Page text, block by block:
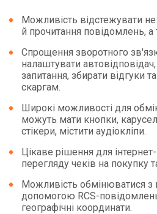
Можливість відстежувати
й прочитання повідомлень,
Спрощення зворотного
налаштувати
запитання, збирати відгуки
скаргам.
Широкі можливості для
можуть мати кнопки,
стікери, містити аудіокліпи.
Цікаве рішення для
перегляду чеків на покупку
Можливість обмінюватися з
допомогою RCS-
географічні координати.